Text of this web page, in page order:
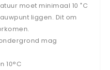
moet minimaal 10 ˚C
liggen. Dit om
mag
10°C